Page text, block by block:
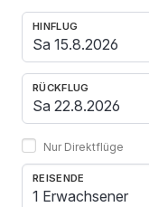
HINFLUG
RÜCKFLUG
Nur Direktflüge
REISENDE
1 Erwachsener